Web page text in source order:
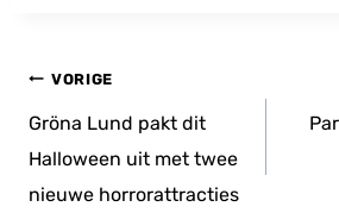
Bericht
navigatie
VORIGE
Gröna Lund pakt dit
Halloween uit met twee
nieuwe horrorattracties